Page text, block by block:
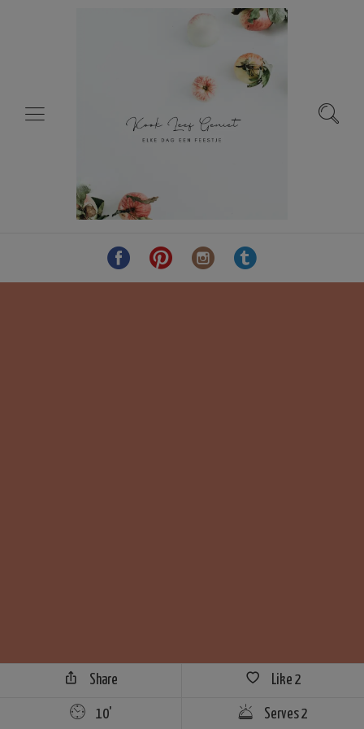
Share Like 2
10' Serves 2